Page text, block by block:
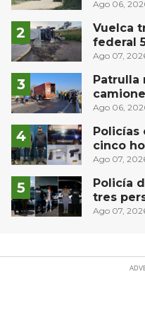
Ago 06,
Vuelca
federal
Ago 07,
Patrulla
en la
Ago 06,
cinco
Puebla
Ago 07,
Policía
tres
Ago 07,